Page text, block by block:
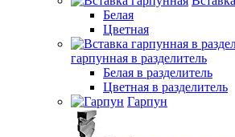
Белая
Цветная
гарпунная в разделитель
Белая в разделитель
Цветная в разделитель
Гарпун